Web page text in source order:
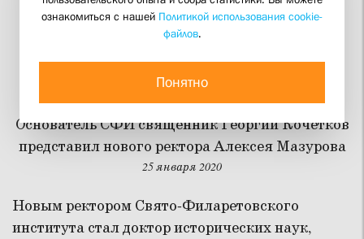
«У меня на сердце легко
и радостно»
Основатель СФИ священник Георгий Кочетков
представил нового ректора Алексея Мазурова
25 января 2020
Новым ректором Свято-Филаретовского
института стал доктор исторических наук,
ознакомиться с нашей Политикой использования cookie-
файлов.
Понятно